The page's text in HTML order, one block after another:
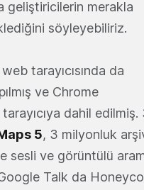
geliştiricilerin merakla
söyleyebiliriz.
tarayıcısında da
ve Chrome
dahil edilmiş.
5, 3 milyonluk
sesli ve görüntülü
Talk da